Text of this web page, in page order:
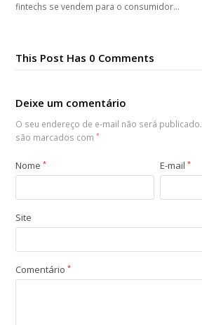
fintechs se vendem para o consumidor…
This Post Has 0 Comments
Deixe um comentário
O seu endereço de e-mail não será publicado.
são marcados com*
Nome* E-mail*
Site
Comentário*